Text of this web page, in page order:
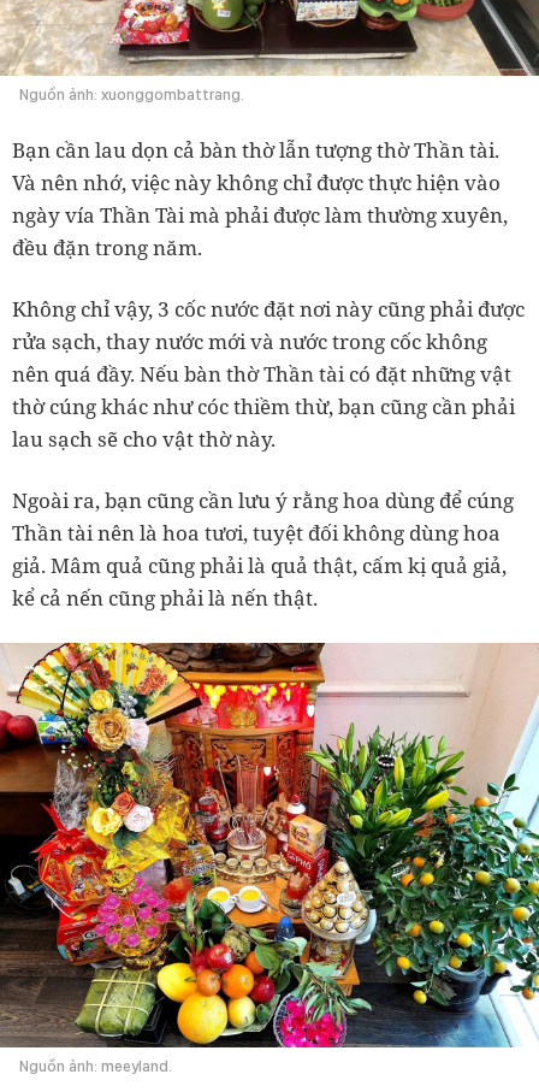
Nguồn ảnh: xuonggombattrang.
Bạn cần lau dọn cả bàn thờ lẫn tượng thờ Thần tài.
Và nên nhớ, việc này không chỉ được thực hiện vào
ngày vía Thần Tài mà phải được làm thường xuyên,
đều đặn trong năm.
Không chỉ vậy, 3 cốc nước đặt nơi này cũng phải được
rửa sạch, thay nước mới và nước trong cốc không
nên quá đầy. Nếu bàn thờ Thần tài có đặt những vật
thờ cúng khác như cóc thiềm thừ, bạn cũng cần phải
lau sạch sẽ cho vật thờ này.
Ngoài ra, bạn cũng cần lưu ý rằng hoa dùng để cúng
Thần tài nên là hoa tươi, tuyệt đối không dùng hoa
giả. Mâm quả cũng phải là quả thật, cấm kị quả giả,
kể cả nến cũng phải là nến thật.
Nguồn ảnh: meeyland.